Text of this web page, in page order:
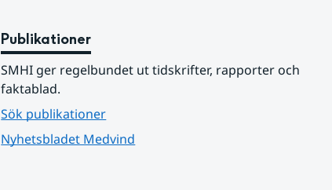
Publikationer
SMHI ger regelbundet ut tidskrifter, rapporter och
faktablad.
Sök publikationer
Nyhetsbladet Medvind